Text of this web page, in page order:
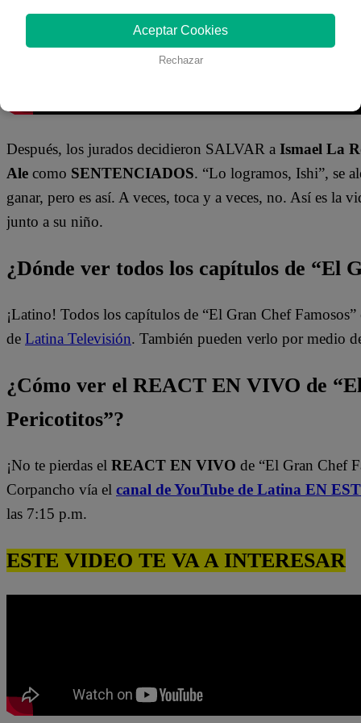
Después, los jurados decidieron SALVAR a Ismael La
Ale como SENTENCIADOS. “Lo logramos, Ishi”, se
ganar, pero es así. A veces, toca y a veces, no. Así es la
junto a su niño.
¿Dónde ver todos los capítulos de “El
¡Latino! Todos los capítulos de “El Gran Chef
de Latina Televisión. También pueden verlo por medio
¿Cómo ver el REACT EN VIVO de
Pericotitos”?
¡No te pierdas el REACT EN VIVO de “El Gran Chef
Corpancho vía el canal de YouTube de Latina EN
las 7:15 p.m.
ESTE VIDEO TE VA A INTERESAR
Aceptar Cookies
Rechazar